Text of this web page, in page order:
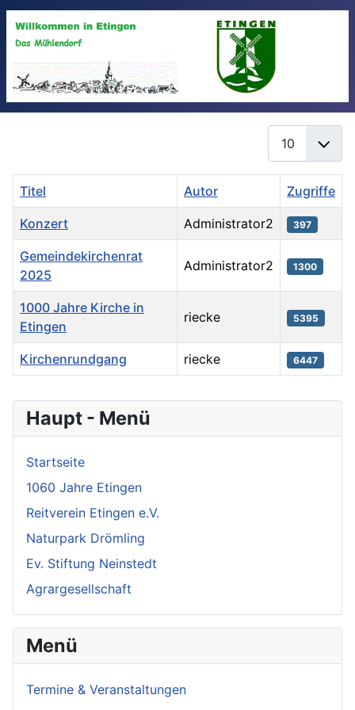
Haupt - Menü
Startseite
1060 Jahre Etingen
Reitverein Etingen e.V.
Naturpark Drömling
Ev. Stiftung Neinstedt
Agrargesellschaft
Menü
Termine & Veranstaltungen
Titel Autor Zugriffe
Konzert Administrator2 397
Gemeindekirchenrat
2025
Administrator2 1300
1000 Jahre Kirche in
Etingen
riecke 5395
Kirchenrundgang riecke 6447